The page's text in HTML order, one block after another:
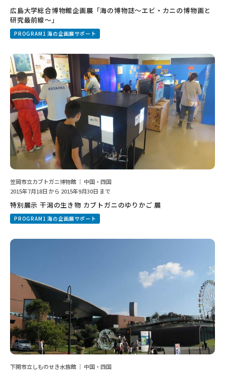
広島大学総合博物館企画展「海の博物誌～エビ・カニの博物画と
研究最前線～」
PROGRAM1 海の企画展サポート
笠岡市立カブトガニ博物館 ｜ 中国・四国
2015年7月18日 から 2015年9月30日 まで
特別展示 干潟の生き物 カブトガニのゆりかご 展
PROGRAM1 海の企画展サポート
下関市立しものせき水族館 ｜ 中国・四国